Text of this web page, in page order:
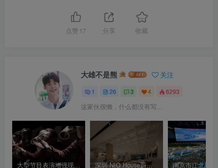
点赞 17 分享 收藏
大雄不是熊 关注
1 26 3 4 6293
这家伙很懒，什么都没有写...
大型节目表演增强现实动画观影体验 ar手势互动 深圳·NIO House蔚来汽车中心（深业上城店）新能源汽车展厅